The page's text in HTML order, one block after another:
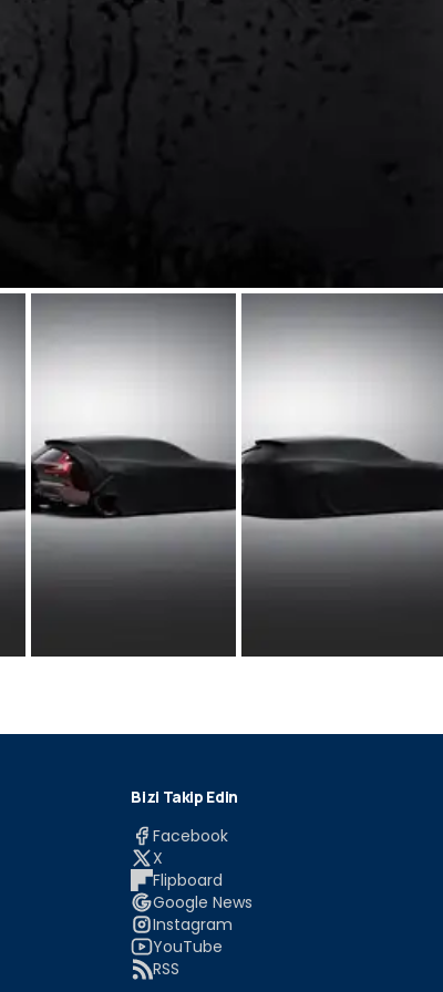
Bizi Takip Edin
Facebook
X
Flipboard
Google News
Instagram
YouTube
RSS